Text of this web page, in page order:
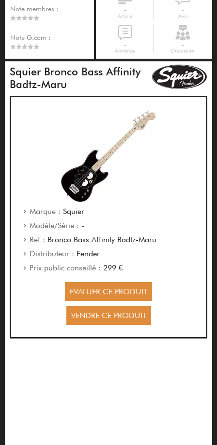
Note membres :
Note G.com :
-
Article
-
Avis
-
Annonce
-
Discussion
Squier Bronco Bass Affinity
Badtz-Maru
Marque : Squier
Modèle/Série : -
Ref : Bronco Bass Affinity Badtz-Maru
Distributeur : Fender
Prix public conseillé : 299 €
EVALUER CE PRODUIT
VENDRE CE PRODUIT